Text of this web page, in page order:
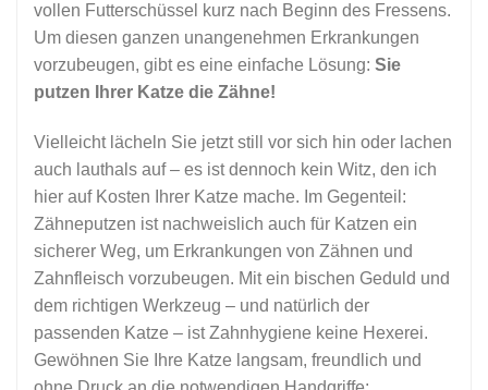
vollen Futterschüssel kurz nach Beginn des Fressens.
Um diesen ganzen unangenehmen Erkrankungen
vorzubeugen, gibt es eine einfache Lösung: Sie
putzen Ihrer Katze die Zähne!
Vielleicht lächeln Sie jetzt still vor sich hin oder lachen
auch lauthals auf – es ist dennoch kein Witz, den ich
hier auf Kosten Ihrer Katze mache. Im Gegenteil:
Zähneputzen ist nachweislich auch für Katzen ein
sicherer Weg, um Erkrankungen von Zähnen und
Zahnfleisch vorzubeugen. Mit ein bischen Geduld und
dem richtigen Werkzeug – und natürlich der
passenden Katze – ist Zahnhygiene keine Hexerei.
Gewöhnen Sie Ihre Katze langsam, freundlich und